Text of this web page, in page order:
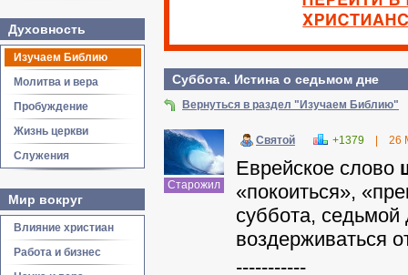
Духовность
Изучаем Библию
Молитва и вера
Пробуждение
Жизнь церкви
Служения
Мир вокруг
Влияние христиан
Работа и бизнес
Суббота. Истина о седьмом дне
Вернуться в раздел "Изучаем Библию"
Старожил
Святой +1379 26
Еврейское слово
«покоиться»,
суббота,
воздерживаться
-----------